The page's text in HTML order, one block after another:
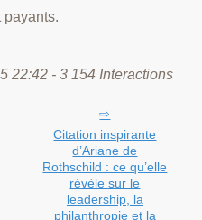
payants.
22:42 - 3 154 Interactions
Citation inspirante
d’Ariane de
Rothschild : ce qu’elle
révèle sur le
leadership, la
philanthropie et la